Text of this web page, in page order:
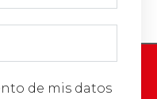
de mis datos